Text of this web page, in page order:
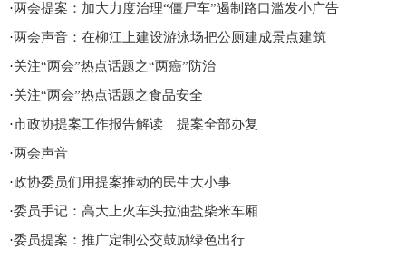
·两会提案：加大力度治理“僵尸车”遏制路口滥发小广告
·两会声音：在柳江上建设游泳场把公厕建成景点建筑
·关注“两会”热点话题之“两癌”防治
·关注“两会”热点话题之食品安全
·市政协提案工作报告解读 提案全部办复
·两会声音
·政协委员们用提案推动的民生大小事
·委员手记：高大上火车头拉油盐柴米车厢
·委员提案：推广定制公交鼓励绿色出行